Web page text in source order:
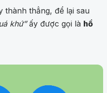
thành thẳng, để lại sau
khứ”ấy được gọi là hồ